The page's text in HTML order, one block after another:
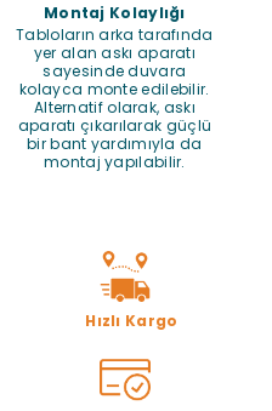
Montaj Kolaylığı
Tabloların arka tarafında
yer alan askı aparatı
sayesinde duvara
kolayca monte edilebilir.
Alternatif olarak, askı
aparatı çıkarılarak güçlü
bir bant yardımıyla da
montaj yapılabilir.
Hızlı Kargo